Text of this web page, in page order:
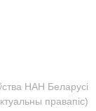
НАН Беларусі
правапіс)